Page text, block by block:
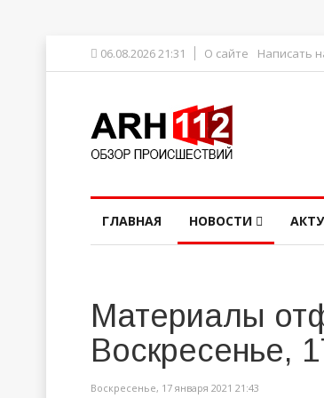
06.08.2026 21:31 О сайте Написать
ГЛАВНАЯ НОВОСТИ
Материалы
Воскресенье,
Воскресенье, 17 января 2021 21:43